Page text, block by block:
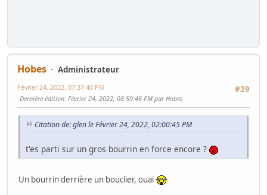
Hobes
Administrateur
#29
Février 24, 2022, 07:37:40 PM
Dernière édition: Février 24, 2022, 08:59:46 PM par Hobes
Citation de: glen le Février 24, 2022, 02:00:45 PM
t'es parti sur un gros bourrin en force encore ?
Un bourrin derrière un bouclier, ouai